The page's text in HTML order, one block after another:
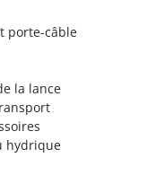
porte-câble
la lance
hydrique